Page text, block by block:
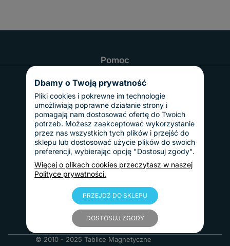
Pomoc
Odbiór osobisty
Twoje konto
Informacje
Regulamin
Reklamacje i zwroty
Gwarancja
Polityka prywatności
Dostawy i płatności
Koszty dostawy
InPost Pay
Sposoby płatności
O nas
Kontakt
Informacje o firmie
Blog
© 2010 - 2025 Tablice Magnetyczne
Dbamy o Twoją prywatność
Pliki cookies i pokrewne im technologie
umożliwiają poprawne działanie strony i
pomagają nam dostosować ofertę do Twoich
potrzeb. Możesz zaakceptować wykorzystanie
przez nas wszystkich tych plików i przejść do
sklepu lub dostosować użycie plików do swoich
preferencji, wybierając opcję "Dostosuj zgody".
Więcej o plikach cookies przeczytasz w naszej
Polityce prywatności.
PRZEJDŹ DO SKLEPU
DOSTOSUJ ZGODY